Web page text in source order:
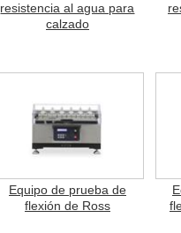
resistencia al agua para
calzado
Equipo de prueba de
flexión de Ross